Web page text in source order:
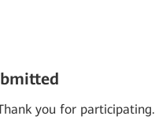
you for participating.